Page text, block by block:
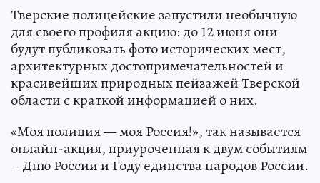
Тверские полицейские запустили необычную
для своего профиля акцию: до 12 июня они
будут публиковать фото исторических мест,
архитектурных достопримечательностей и
красивейших природных пейзажей Тверской
области с краткой информацией о них.
«Моя полиция — моя Россия!», так называется
онлайн-акция, приуроченная к двум событиям
– Дню России и Году единства народов России.